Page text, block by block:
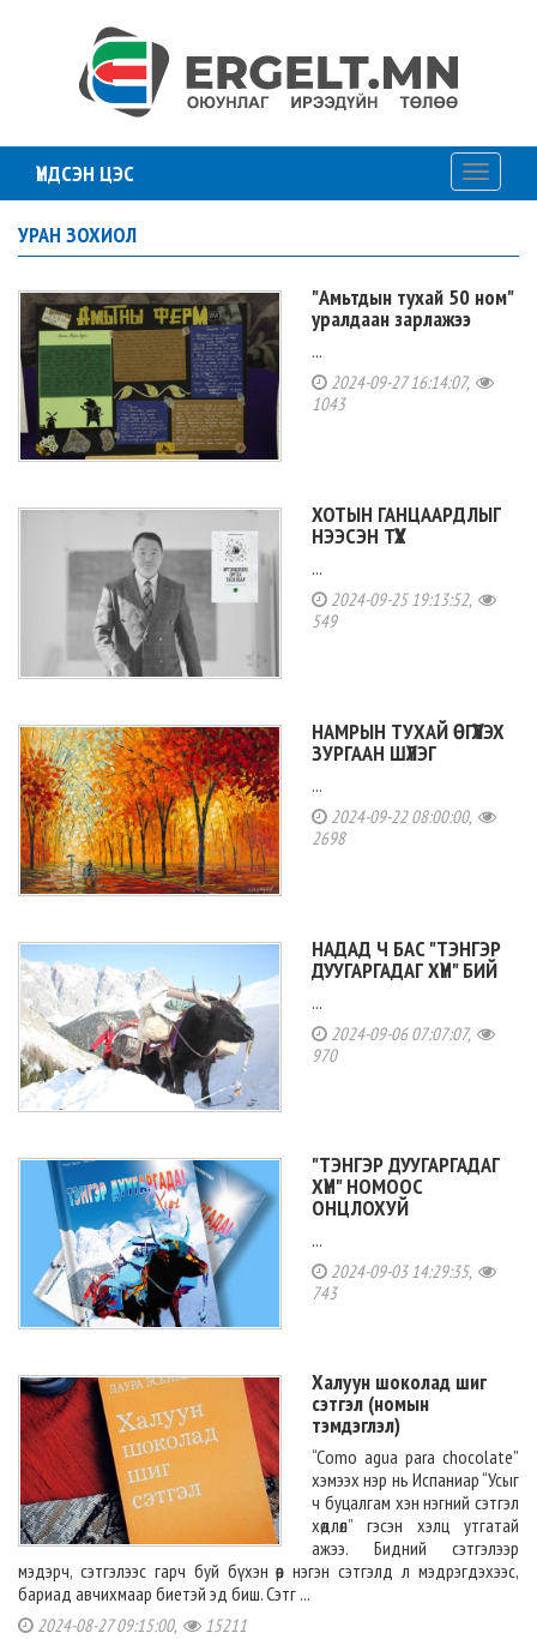
ҮНДСЭН ЦЭС
Toggle
УРАН ЗОХИОЛ
"Амьтдын тухай 50 ном"
уралдаан зарлажээ
...
2024-09-27 16:14:07,
1043
ХОТЫН ГАНЦААРДЛЫГ
НЭЭСЭН ТҮҮХ
...
2024-09-25 19:13:52,
549
НАМРЫН ТУХАЙ ӨГҮҮЛЭХ
ЗУРГААН ШҮЛЭГ
...
2024-09-22 08:00:00,
2698
НАДАД Ч БАС "ТЭНГЭР
ДУУГАРГАДАГ ХҮН" БИЙ
...
2024-09-06 07:07:07,
970
"ТЭНГЭР ДУУГАРГАДАГ
ХҮН" НОМООС
ОНЦЛОХУЙ
...
2024-09-03 14:29:35,
743
Халуун шоколад шиг
сэтгэл (номын
тэмдэглэл)
“Como agua para chocolate”
хэмээх нэр нь Испаниар “Усыг
ч буцалгам хэн нэгний сэтгэл
хөдлөл” гэсэн хэлц утгатай
ажээ. Бидний сэтгэлээр
мэдэрч, сэтгэлээс гарч буй бүхэн өөр нэгэн сэтгэлд л мэдрэгдэхээс,
бариад авчихмаар биетэй эд биш. Сэтг ...
2024-08-27 09:15:00, 15211